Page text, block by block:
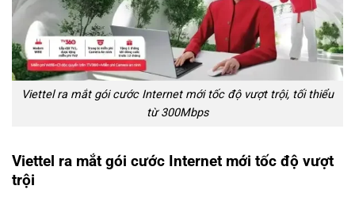
Viettel ra mắt gói cước Internet mới tốc độ vượt trội, tối thiểu
từ 300Mbps
Viettel ra mắt gói cước Internet mới tốc độ vượt
trội